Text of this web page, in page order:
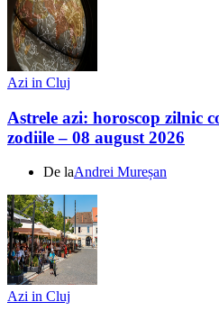
Azi in Cluj
Astrele azi: horoscop zilnic
zodiile – 08 august 2026
De laAndrei Mureșan
Azi in Cluj